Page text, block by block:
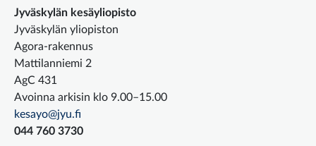
Jyväskylän kesäyliopisto
Jyväskylän yliopiston
Agora-rakennus
Mattilanniemi 2
AgC 431
Avoinna arkisin klo 9.00–15.00
kesayo@jyu.fi
044 760 3730